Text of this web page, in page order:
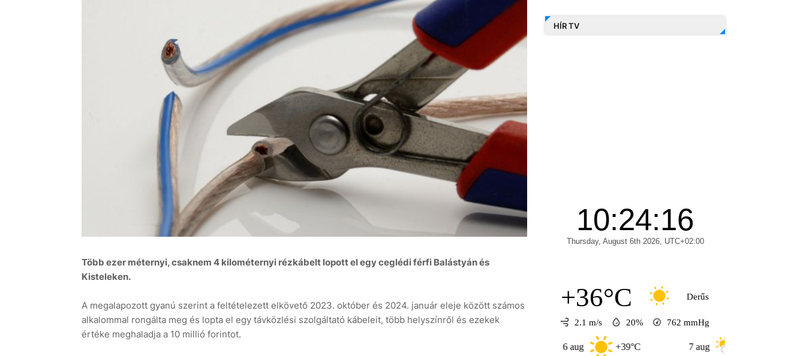
Több ezer méternyi, csaknem 4 kilométernyi rézkábelt lopott el egy ceglédi férfi Balástyán és
Kisteleken.
A megalapozott gyanú szerint a feltételezett elkövető 2023. október és 2024. január eleje között számos
alkalommal rongálta meg és lopta el egy távközlési szolgáltató kábeleit, több helyszínről és ezekek
értéke meghaladja a 10 millió forintot.
HÍR TV
+36°C Derűs
2.1 m/s 20% 762 mmHg
+39°C +32°C